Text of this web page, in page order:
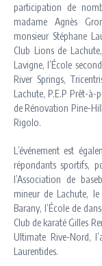
participation de
madame Agnès
monsieur Stéphane
Club Lions de
Lavigne, l’École
River Springs,
Lachute, P.E.P Prêt-à-
de Rénovation Pine-
Rigolo.
L’événement est
répondants sportifs,
l’Association de
mineur de Lachute,
Barany, l’École de
Club de karaté Gilles
Ultimate Rive-Nord,
Laurentides.